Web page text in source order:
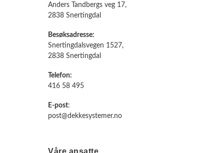
Anders Tandbergs veg 17,
2838 Snertingdal
Besøksadresse:
Snertingdalsvegen 1527,
2838 Snertingdal
Telefon:
416 58 495
E-post:
post@dekkesystemer.no